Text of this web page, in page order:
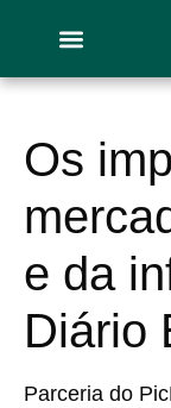
Os
e da
Diário
Parceria do